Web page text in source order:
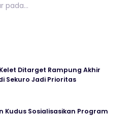
pada...
Ditarget Rampung Akhir
Sekuro Jadi Prioritas
Kudus Sosialisasikan Program